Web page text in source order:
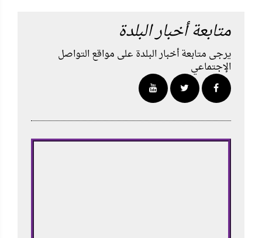
متابعة أخبار البلدة
يرجى متابعة أخبار البلدة على مواقع التواصل
الإجتماعي